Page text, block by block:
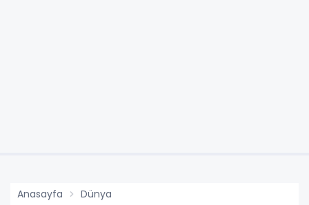
Anasayfa Dünya